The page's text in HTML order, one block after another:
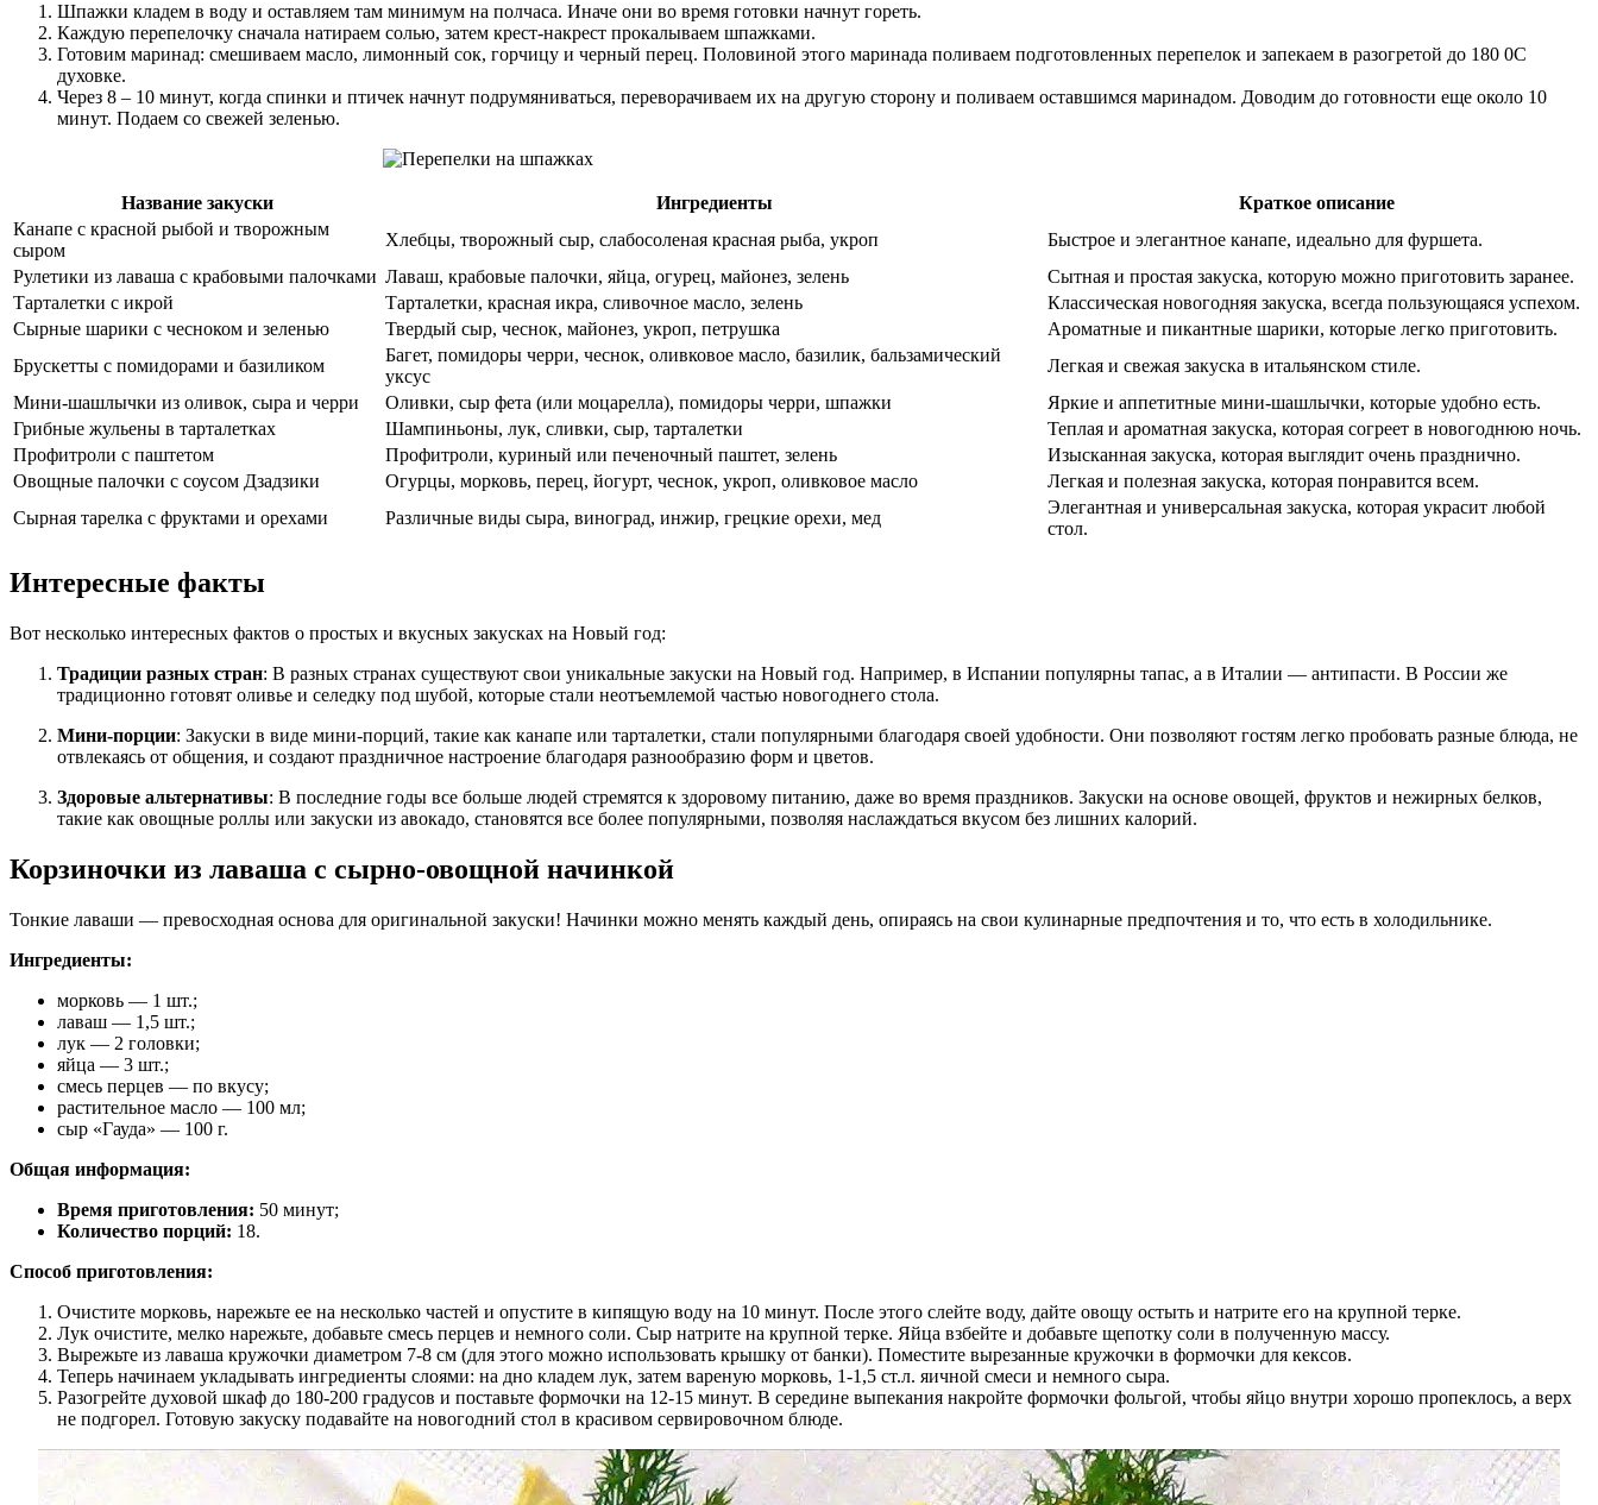
Шпажки кладем в воду и оставляем там минимум на полчаса. Иначе они во время готовки начнут гореть.
Каждую перепелочку сначала натираем солью, затем крест-накрест прокалываем шпажками.
Готовим маринад: смешиваем масло, лимонный сок, горчицу и черный перец. Половиной этого маринада поливаем подготовленных перепелок и запекаем в разогретой до 180 0С
духовке.
Через 8 – 10 минут, когда спинки и птичек начнут подрумяниваться, переворачиваем их на другую сторону и поливаем оставшимся маринадом. Доводим до готовности еще около 10
минут. Подаем со свежей зеленью.
Название закуски Ингредиенты
Краткое описание
Канапе с красной рыбой и творожным
сыром
Хлебцы, творожный сыр, слабосоленая красная рыба, укроп
Быстрое и элегантное канапе, идеально для фуршета.
Рулетики из лаваша с крабовыми палочками Лаваш, крабовые палочки, яйца, огурец, майонез, зелень
Сытная и простая закуска, которую можно приготовить заранее.
Тарталетки с икрой
Тарталетки, красная икра, сливочное масло, зелень
Классическая новогодняя закуска, всегда пользующаяся успехом.
Сырные шарики с чесноком и зеленью
Твердый сыр, чеснок, майонез, укроп, петрушка
Ароматные и пикантные шарики, которые легко приготовить.
Брускетты с помидорами и базиликом
Багет, помидоры черри, чеснок, оливковое масло, базилик, бальзамический
уксус
Легкая и свежая закуска в итальянском стиле.
Мини-шашлычки из оливок, сыра и черри
Оливки, сыр фета (или моцарелла), помидоры черри, шпажки
Яркие и аппетитные мини-шашлычки, которые удобно есть.
Грибные жульены в тарталетках
Шампиньоны, лук, сливки, сыр, тарталетки
Теплая и ароматная закуска, которая согреет в новогоднюю ночь.
Профитроли с паштетом
Профитроли, куриный или печеночный паштет, зелень
Изысканная закуска, которая выглядит очень празднично.
Овощные палочки с соусом Дзадзики
Огурцы, морковь, перец, йогурт, чеснок, укроп, оливковое масло
Легкая и полезная закуска, которая понравится всем.
Сырная тарелка с фруктами и орехами
Различные виды сыра, виноград, инжир, грецкие орехи, мед
Элегантная и универсальная закуска, которая украсит любой
стол.
Интересные факты
Вот несколько интересных фактов о простых и вкусных закусках на Новый год:
Традиции разных стран: В разных странах существуют свои уникальные закуски на Новый год. Например, в Испании популярны тапас, а в Италии — антипасти. В России же
традиционно готовят оливье и селедку под шубой, которые стали неотъемлемой частью новогоднего стола.
Мини-порции: Закуски в виде мини-порций, такие как канапе или тарталетки, стали популярными благодаря своей удобности. Они позволяют гостям легко пробовать разные блюда, не
отвлекаясь от общения, и создают праздничное настроение благодаря разнообразию форм и цветов.
Здоровые альтернативы: В последние годы все больше людей стремятся к здоровому питанию, даже во время праздников. Закуски на основе овощей, фруктов и нежирных белков,
такие как овощные роллы или закуски из авокадо, становятся все более популярными, позволяя наслаждаться вкусом без лишних калорий.
Корзиночки из лаваша с сырно-овощной начинкой
Тонкие лаваши — превосходная основа для оригинальной закуски! Начинки можно менять каждый день, опираясь на свои кулинарные предпочтения и то, что есть в холодильнике.
Ингредиенты:
морковь — 1 шт.;
лаваш — 1,5 шт.;
лук — 2 головки;
яйца — 3 шт.;
смесь перцев — по вкусу;
растительное масло — 100 мл;
сыр «Гауда» — 100 г.
Общая информация:
Время приготовления: 50 минут;
Количество порций: 18.
Способ приготовления:
Очистите морковь, нарежьте ее на несколько частей и опустите в кипящую воду на 10 минут. После этого слейте воду, дайте овощу остыть и натрите его на крупной терке.
Лук очистите, мелко нарежьте, добавьте смесь перцев и немного соли. Сыр натрите на крупной терке. Яйца взбейте и добавьте щепотку соли в полученную массу.
Вырежьте из лаваша кружочки диаметром 7-8 см (для этого можно использовать крышку от банки). Поместите вырезанные кружочки в формочки для кексов.
Теперь начинаем укладывать ингредиенты слоями: на дно кладем лук, затем вареную морковь, 1-1,5 ст.л. яичной смеси и немного сыра.
Разогрейте духовой шкаф до 180-200 градусов и поставьте формочки на 12-15 минут. В середине выпекания накройте формочки фольгой, чтобы яйцо внутри хорошо пропеклось, а верх
не подгорел. Готовую закуску подавайте на новогодний стол в красивом сервировочном блюде.